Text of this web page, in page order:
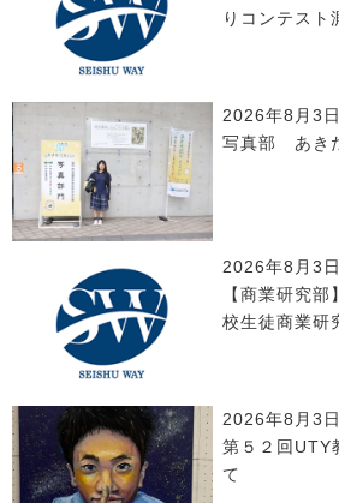
りコンテスト
2026年8月3日
写真部 あき
2026年8月3日
【商業研究
校生徒商業
2026年8月3日
第５２回UTY
て